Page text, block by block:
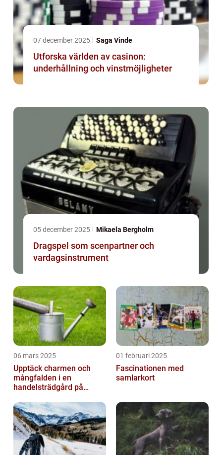
07 december 2025 Saga Vinde
Utforska världen av casinon:
underhållning och vinstmöjligheter
05 december 2025 Mikaela Bergholm
Dragspel som scenpartner och
vardagsinstrument
06 mars 2025
Upptäck charmen och
mångfalden i en
handelsträdgård på
01 februari 2025
Fascinationen med
samlarkort